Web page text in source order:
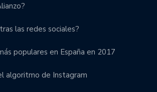
las redes sociales?
populares en España en 2017
algoritmo de Instagram